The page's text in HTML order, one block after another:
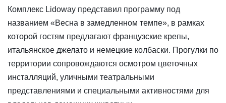
Комплекс Lidoway представил программу под
названием «Весна в замедленном темпе», в рамках
которой гостям предлагают французские крепы,
итальянское джелато и немецкие колбаски. Прогулки по
территории сопровождаются осмотром цветочных
инсталляций, уличными театральными
представлениями и специальными активностями для